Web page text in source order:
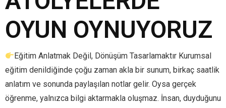
OYUN OYNUYORUZ
Eğitim Anlatmak Değil, Dönüşüm Tasarlamaktır Kurumsal
eğitim denildiğinde çoğu zaman akla bir sunum, birkaç saatlik
anlatım ve sonunda paylaşılan notlar gelir. Oysa gerçek
öğrenme, yalnızca bilgi aktarmakla oluşmaz. İnsan, duyduğunu